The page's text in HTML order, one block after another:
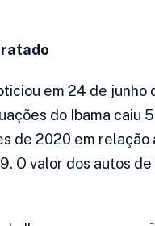
em 24 de junho
do Ibama caiu
de 2020 em relação
O valor dos autos